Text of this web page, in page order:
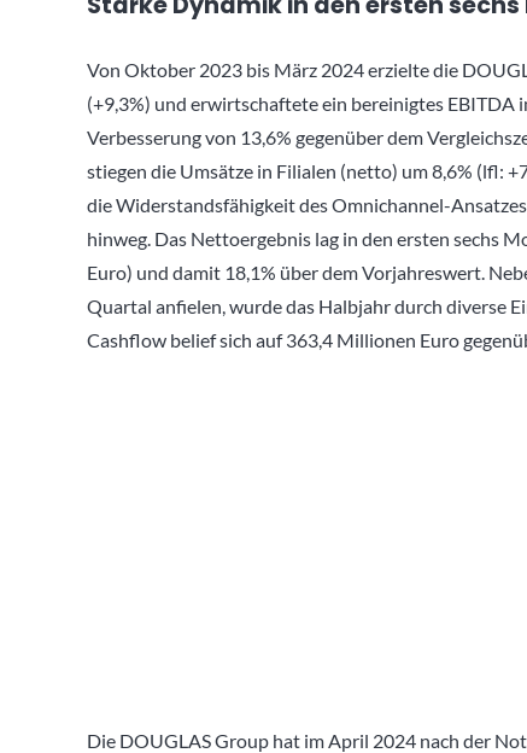
Von Oktober 2023 bis März 2024 erzielte die
(+9,3%) und erwirtschaftete ein bereinigtes
Verbesserung von 13,6% gegenüber dem
stiegen die Umsätze in Filialen (netto) um 8,6% (lfl:
die Widerstandsfähigkeit des Omnichannel-
hinweg. Das Nettoergebnis lag in den ersten sechs
Euro) und damit 18,1% über dem Vorjahreswert.
Quartal anfielen, wurde das Halbjahr durch diverse
Cashflow belief sich auf 363,4 Millionen Euro
Die DOUGLAS Group hat im April 2024 nach der